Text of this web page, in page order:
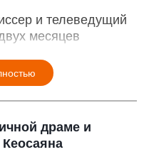
и телеведущий
месяцев
драме и